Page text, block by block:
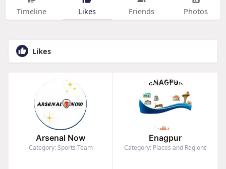
Timeline Likes Friends Photos
Likes
Arsenal Now
Category: Sports Team
Enagpur
Category: Places and Regions